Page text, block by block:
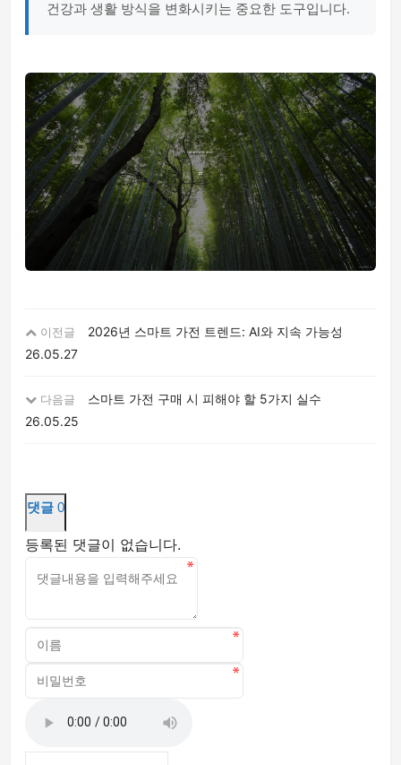
건강과 생활 방식을 변화시키는 중요한 도구입니다.
이전글
2026년 스마트 가전 트렌드: AI와 지속 가능성
26.05.27
다음글
스마트 가전 구매 시 피해야 할 5가지 실수
26.05.25
댓글 0
등록된 댓글이 없습니다.